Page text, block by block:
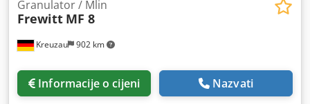
Kreuzau 902 km
Granulator / Mlin
Frewitt MF 8
Informacije o cijeni Nazvati